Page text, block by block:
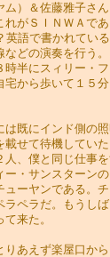
）＆佐藤雅子さ
がＳＩＮＷＡで
語で書かれてい
どの演奏を行う
半にスィリー・
宅から歩いて１５
既にインド側の
せて待機してい
、僕と同じ仕事
・サンスターン
ーヤンである。
ペラだ。もうし
来た。
あえず楽屋口か